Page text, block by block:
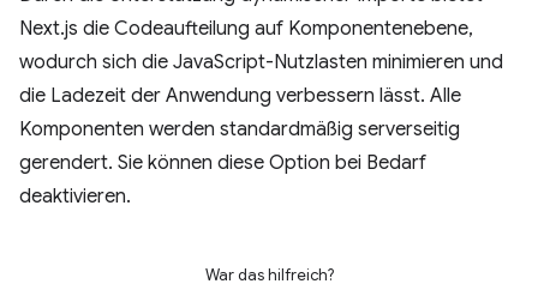
Next.js die Codeaufteilung auf Komponentenebene,
wodurch sich die JavaScript-Nutzlasten minimieren und
die Ladezeit der Anwendung verbessern lässt. Alle
Komponenten werden standardmäßig serverseitig
gerendert. Sie können diese Option bei Bedarf
deaktivieren.
War das hilfreich?